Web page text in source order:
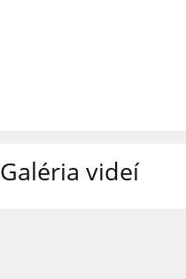
Galéria videí